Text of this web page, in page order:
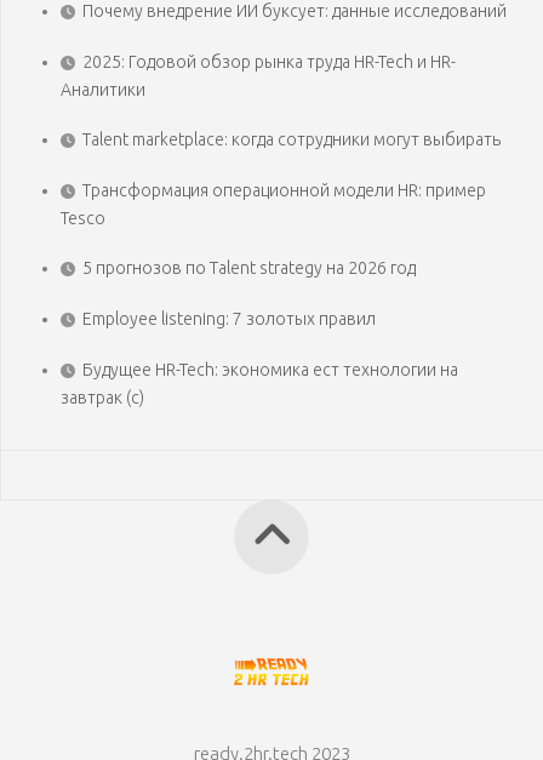
Почему внедрение ИИ буксует: данные исследований
2025: Годовой обзор рынка труда HR-Tech и HR-
Аналитики
Talent marketplace: когда сотрудники могут выбирать
Трансформация операционной модели HR: пример
Tesco
5 прогнозов по Talent strategy на 2026 год
Employee listening: 7 золотых правил
Будущее HR-Tech: экономика ест технологии на
завтрак (с)
ready.2hr.tech 2023